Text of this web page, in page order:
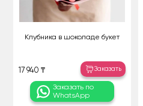
Клубника в шоколаде букет
17 940 ₸ Заказать
Заказать по
WhatsApp